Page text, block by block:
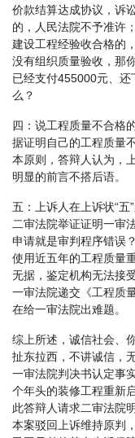
价款结算达成协议，诉
的，人民法院不予准许
建设工程经验收合格的
没有组织质量验收，那
已经支付455000元、
么？
四：说工程质量不合格
据证明自己的工程质量
本原则，答辩人认为，
明显的前言不搭后语。
五：上诉人在上诉状“五
二审法院举证证明一审
申请就是审判程序错误
使用近五年的工程质量
无据，鉴定机构无法接
一审法院递交《工程质
在给一审法院出难题。
综上所述，诚信社会、
扯东拉西，不讲诚信，
一审法院判决书认定事
个年头的装修工程重新
此答辩人请求二审法院
本案驳回上诉维持原判